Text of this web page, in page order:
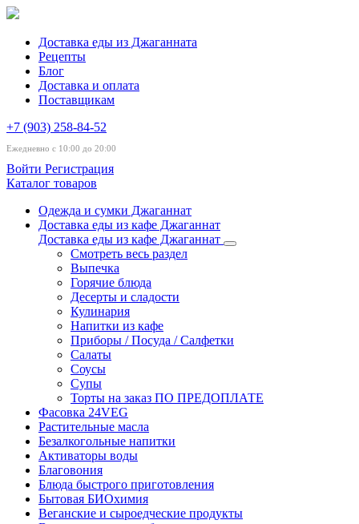
Доставка еды из Джаганната
Рецепты
Блог
Доставка и оплата
Поставщикам
+7 (903) 258-84-52
Ежедневно с 10:00 до 20:00
Войти Регистрация
Каталог товаров
Одежда и сумки Джаганнат
Доставка еды из кафе Джаганнат
Доставка еды из кафе Джаганнат
Смотреть весь раздел
Выпечка
Горячие блюда
Десерты и сладости
Кулинария
Напитки из кафе
Приборы / Посуда / Салфетки
Салаты
Соусы
Супы
Торты на заказ ПО ПРЕДОПЛАТЕ
Фасовка 24VEG
Растительные масла
Безалкогольные напитки
Активаторы воды
Благовония
Блюда быстрого приготовления
Бытовая БИОхимия
Веганские и сыроедческие продукты